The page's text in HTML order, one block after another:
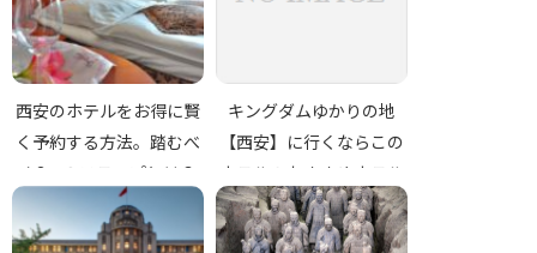
西安のホテルをお得に賢
く予約する方法。踏むべ
き3つのステップとは？
キングダムゆかりの地
【西安】に行くならこの
ホテル！おすすめホテル
を格安～高級5つ星ホテ
ルまで、価格別に紹介し